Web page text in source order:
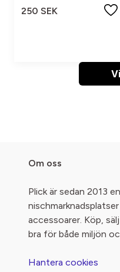
250 SEK
Om oss
Plick är sedan 2013
accessoarer. Köp,
bra för både miljön
Hantera cookies